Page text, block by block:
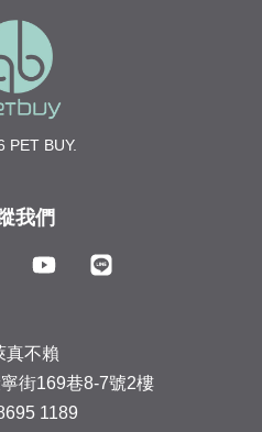
PET BUY.
我們
Instagram YouTube
真不賴
街169巷8-7號2樓
1189